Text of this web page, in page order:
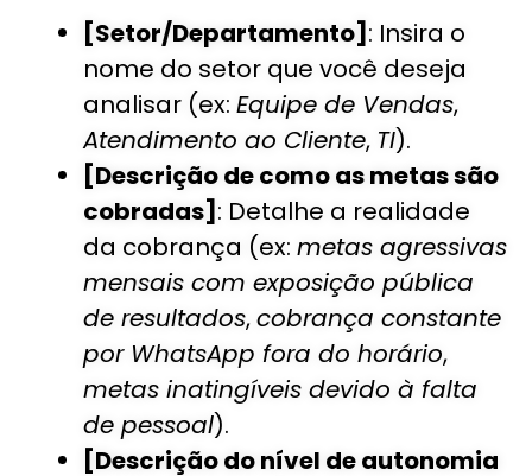
[Setor/Departamento] : Insira o
nome do setor que você deseja
analisar (ex: Equipe de Vendas,
Atendimento ao Cliente, TI).
[Descrição de como as metas são
cobradas] : Detalhe a realidade
da cobrança (ex: metas agressivas
mensais com exposição pública
de resultados,cobrança constante
por WhatsApp fora do horário,
metas inatingíveis devido à falta
de pessoal).
[Descrição do nível de autonomia